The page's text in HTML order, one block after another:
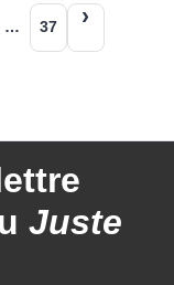
… 37
Juste